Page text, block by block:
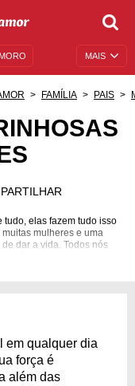
MAIS
FAMÍLIA PAIS
tudo, elas fazem tudo isso
mulheres e uma
dar a vida. Todos nós
Diferentemente de
a mulher mais especial
em qualquer dia
força é
além das